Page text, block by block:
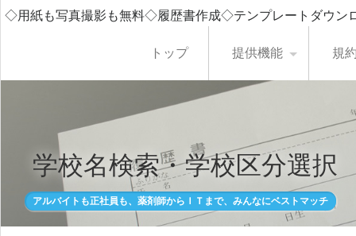
◇用紙も写真撮影も無料◇履歴書作成◇テンプレートダウ
トップ 提供機能 規
学校名検索・学校区分選択
アルバイトも正社員も、薬剤師からＩＴまで、みんなにベストマッチ